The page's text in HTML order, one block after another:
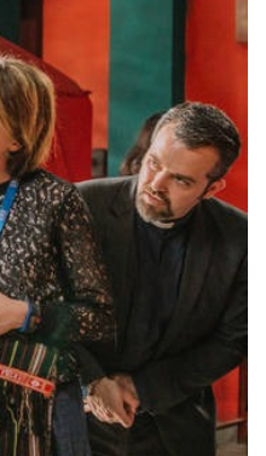
talleres locales, conferencias
mundiales para inspirar el
soluciones a los desafíos
de eventos pequeños y
más amplias, establecemos
líderes políticos y